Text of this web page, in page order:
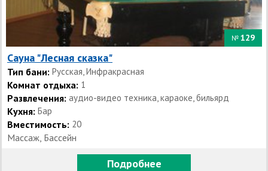
№ 129
Сауна "Лесная сказка"
Тип бани: Русская, Инфракрасная
Комнат отдыха: 1
Развлечения: аудио-видео техника, караоке, бильярд
Кухня: Бар
Вместимость: 20
Массаж, Бассейн
Подробнее